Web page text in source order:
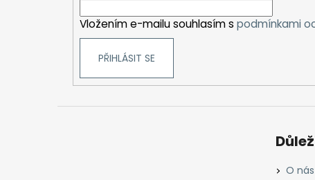
Vložením e-mailu souhlasím s podmínkami
PŘIHLÁSIT SE
O nás